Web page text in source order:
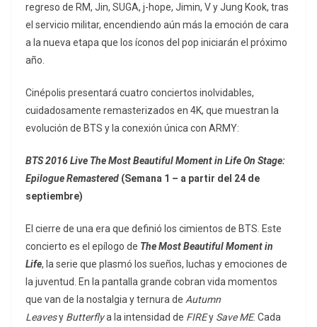
regreso de RM, Jin, SUGA, j-hope, Jimin, V y Jung Kook, tras
el servicio militar, encendiendo aún más la emoción de cara
a la nueva etapa que los íconos del pop iniciarán el próximo
año.
Cinépolis presentará cuatro conciertos inolvidables,
cuidadosamente remasterizados en 4K, que muestran la
evolución de BTS y la conexión única con ARMY:
BTS 2016 Live The Most Beautiful Moment in Life On Stage:
Epilogue Remastered (Semana 1 – a partir del 24 de
septiembre)
El cierre de una era que definió los cimientos de BTS. Este
concierto es el epílogo de The Most Beautiful Moment in
Life, la serie que plasmó los sueños, luchas y emociones de
la juventud. En la pantalla grande cobran vida momentos
que van de la nostalgia y ternura de Autumn
Leavesy Butterflya la intensidad de FIREy Save ME. Cada